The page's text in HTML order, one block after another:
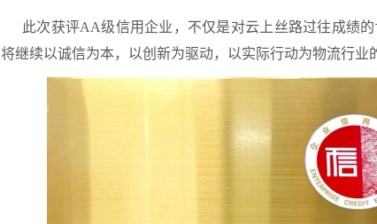
此次获评AA级信用企业，不仅是对云上丝路过往成绩
将继续以诚信为本，以创新为驱动，以实际行动为物流行业